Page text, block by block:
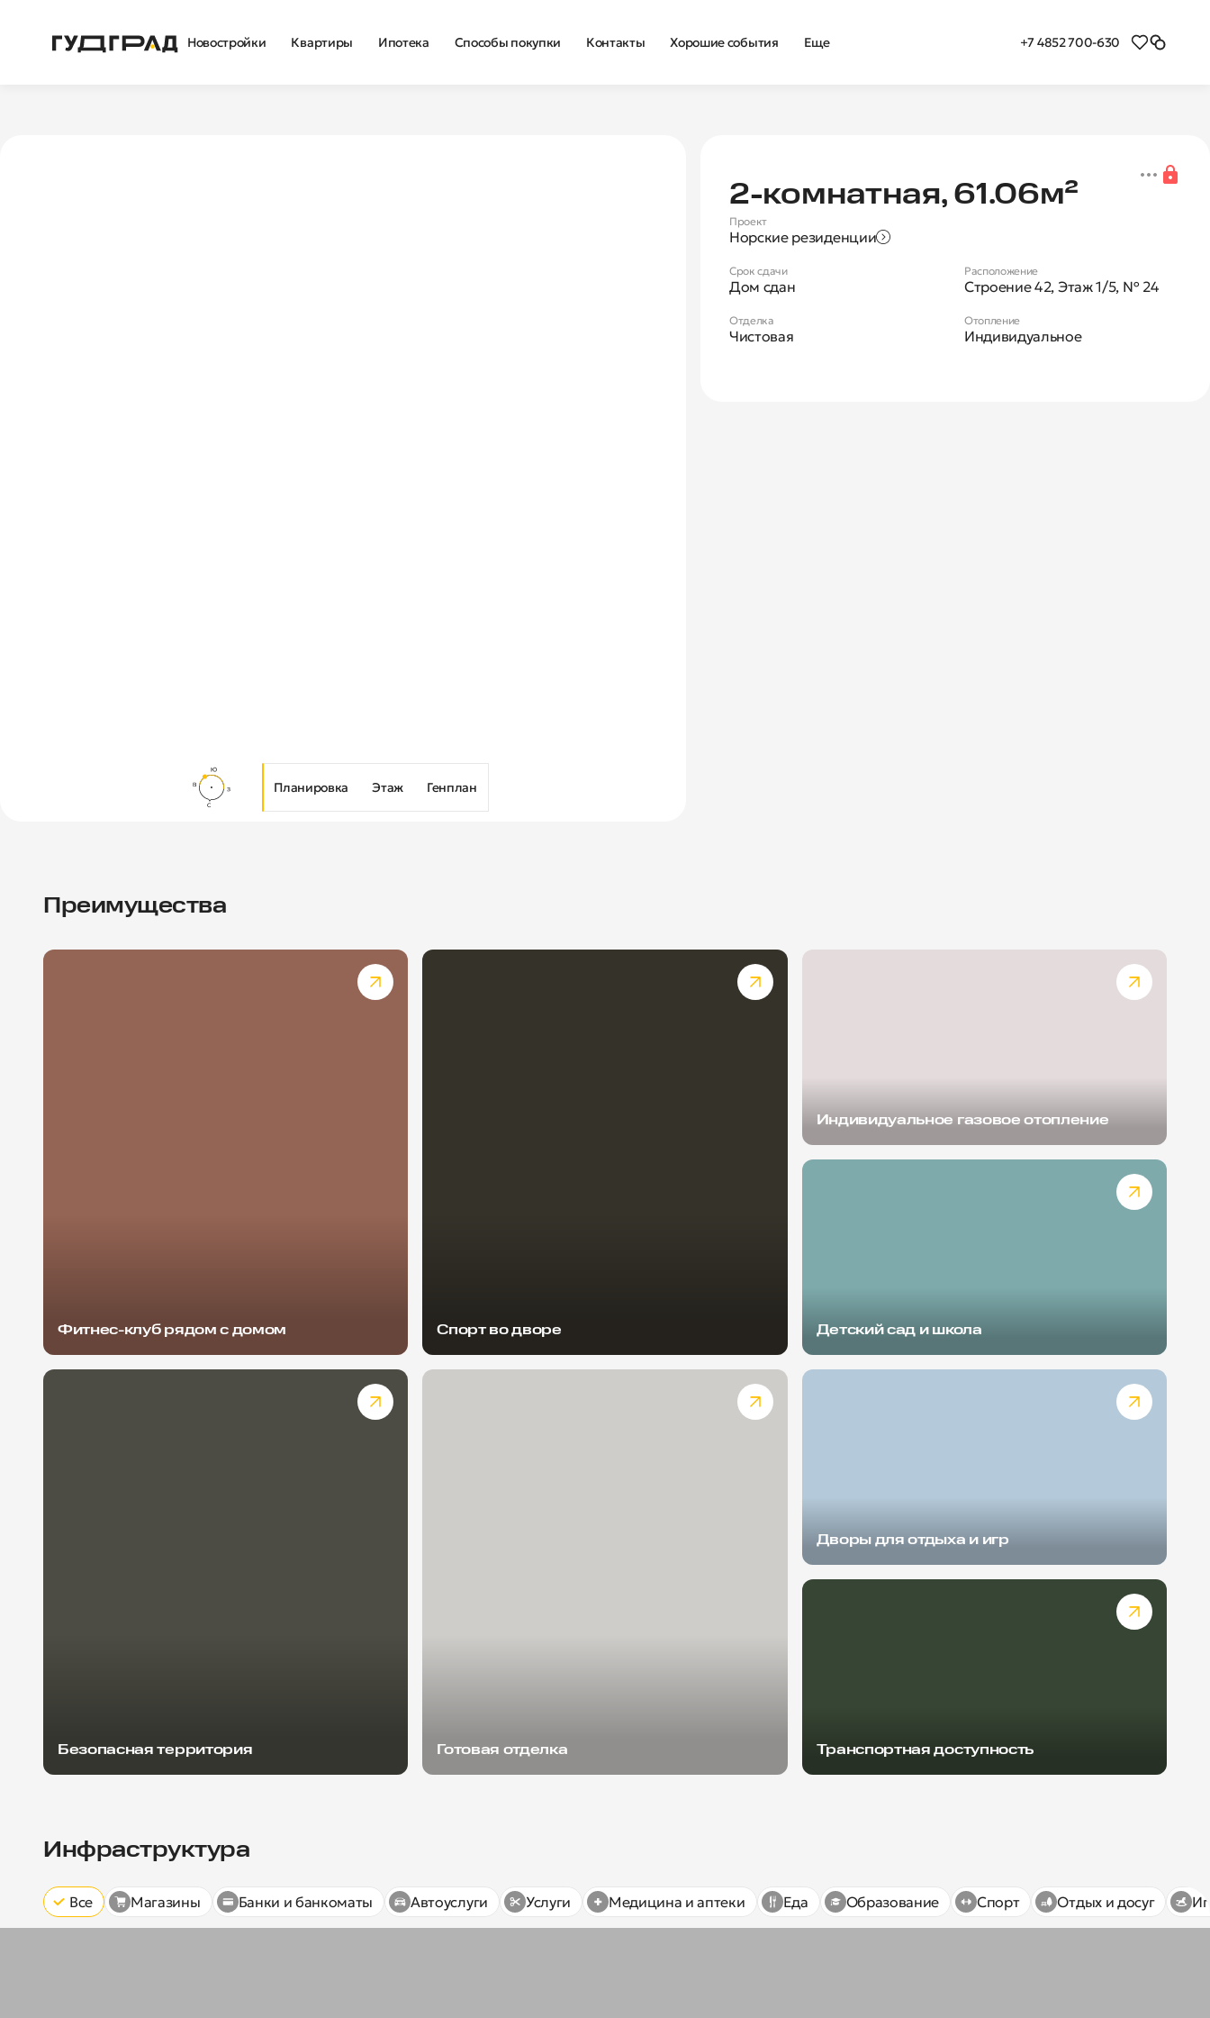
Новостройки Квартиры Ипотека Способы покупки Контакты Хорошие события Еще +7 4852 700-630
Планировка Этаж Генплан
Новая 2-комнатная
2‑комнатная, 61.06м²
Проект
Норские резиденции
Срок сдачи
Дом сдан
Расположение
Строение 42, Этаж 1/5, № 24
Отделка
Чистовая
Отопление
Индивидуальное
Преимущества
Фитнес-клуб рядом с домом Спорт во дворе
Индивидуальное газовое отопление
Детский сад и школа
Безопасная территория Готовая отделка
Дворы для отдыха и игр
Транспортная доступность
Инфраструктура
Все Магазины Банки и банкоматы Автоуслуги Услуги Медицина и аптеки Еда Образование Спорт Отдых и досуг